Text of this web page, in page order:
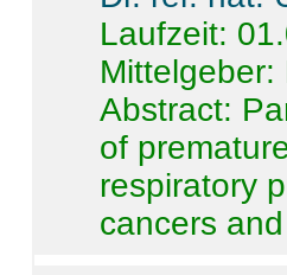
Laufzeit:
Abstract:
of
respiratory
cancers